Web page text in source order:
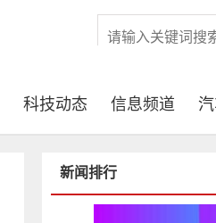
科技动态 信息频道
新闻排行